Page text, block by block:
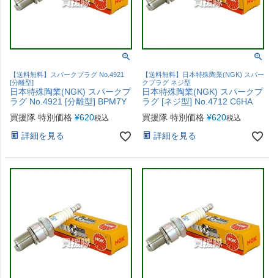
【送料無料】スパークプラグ No.4921
[分離型]
日本特殊陶業(NGK) スパークプ
ラグ No.4921 [分離型] BPM7Y
買援隊 特別価格 ¥620税込
詳細を見る
【送料無料】日本特殊陶業(NGK) スパー
クプラグ ネジ型
日本特殊陶業(NGK) スパークプ
ラグ [ネジ型] No.4712 C6HA
買援隊 特別価格 ¥620税込
詳細を見る